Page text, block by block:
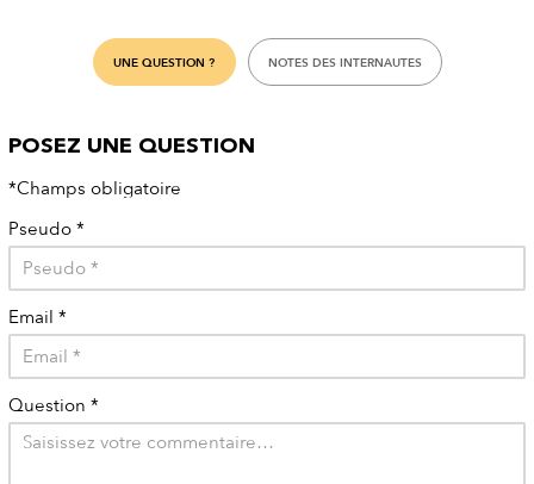
UNE QUESTION ? NOTES DES INTERNAUTES
POSEZ UNE QUESTION
*Champs obligatoire
Pseudo *
Email *
Question *